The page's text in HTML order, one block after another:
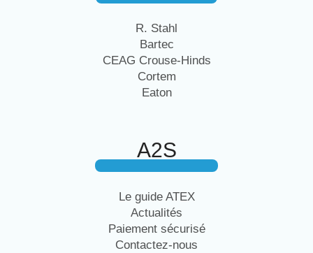
R. Stahl
Bartec
CEAG Crouse-Hinds
Cortem
Eaton
A2S
Le guide ATEX
Actualités
Paiement sécurisé
Contactez-nous